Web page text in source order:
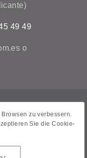
49 49
o
zu verbessern.
Sie die Cookie-